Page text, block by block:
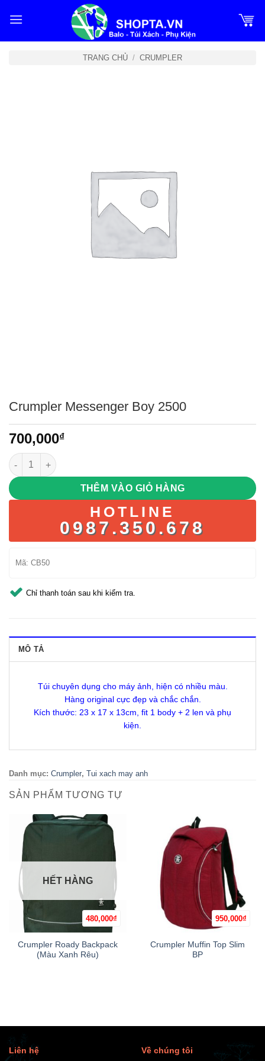
qua
TRANG CHỦ / CRUMPLER
Crumpler Messenger Boy 2500
700,000₫
Crumpler Messenger Boy 2500 số lượng
THÊM VÀO GIỎ HÀNG
HOTLINE
0987.350.678
Mã: CB50
Chỉ thanh toán sau khi kiểm tra.
MÔ TẢ
Túi chuyên dụng cho máy ảnh, hiện có nhiều màu.
Hàng original cực đẹp và chắc chắn.
Kích thước: 23 x 17 x 13cm, fit 1 body + 2 len và phụ
kiện.
Danh mục: Crumpler, Tui xach may anh
SẢN PHẨM TƯƠNG TỰ
480,000₫
HẾT HÀNG
Crumpler Roady Backpack
(Màu Xanh Rêu)
950,000₫
Crumpler Muffin Top Slim
BP
Liên hệ Về chúng tôi